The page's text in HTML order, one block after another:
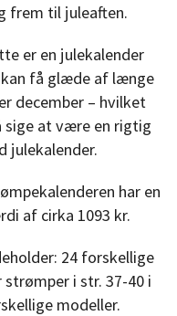
frem til juleaften.
er en julekalender
få glæde af længe
december – hvilket
sige at være en rigtig
julekalender.
har en
af cirka 1093 kr.
24 forskellige
strømper i str. 37-40 i
modeller.